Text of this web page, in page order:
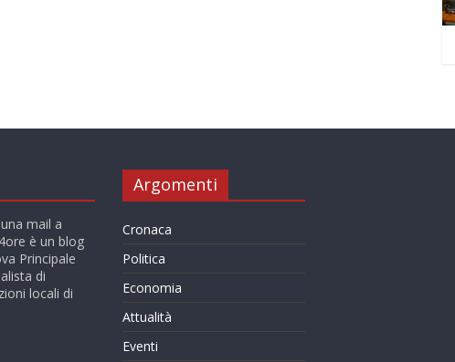
mail a
è un blog
Principale
di
locali di
Argomenti
Cronaca
Politica
Economia
Attualità
Eventi